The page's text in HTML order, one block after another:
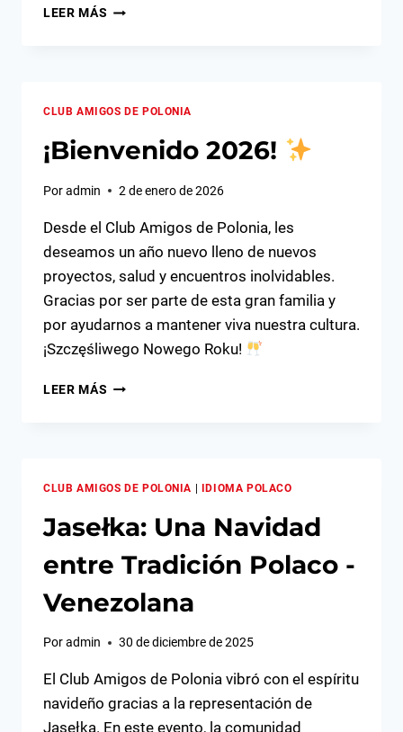
LEER MÁS 2025
CLUB AMIGOS DE POLONIA
¡Bienvenido 2026!
Poradmin 2 de enero de 2026
Desde el Club Amigos de Polonia, les
deseamos un año nuevo lleno de nuevos
proyectos, salud y encuentros inolvidables.
Gracias por ser parte de esta gran familia y
por ayudarnos a mantener viva nuestra cultura.
¡Szczęśliwego Nowego Roku!
LEER MÁS ¡BIENVENIDO
CLUB AMIGOS DE POLONIA IDIOMA POLACO
Jasełka: Una Navidad
entre Tradición Polaco -
Venezolana
Poradmin 30 de diciembre de 2025
El Club Amigos de Polonia vibró con el espíritu
navideño gracias a la representación de
Jasełka. En este evento, la comunidad